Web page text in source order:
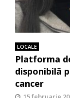
LOCALE
Platforma
disponibilă
cancer